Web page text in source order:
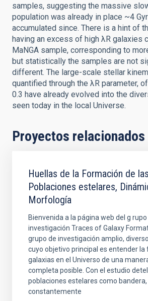
samples, suggesting the massive
population was already in place ~4
accumulated since. There is a hint of
having an excess of high λR galaxies
MaNGA sample, corresponding to
but statistically the samples are not
different. The large-scale stellar
quantified through the λR parameter,
0.3 have already evolved into the
seen today in the local Universe.
Proyectos relacionados
Huellas de la Formación de
Poblaciones estelares,
Morfología
Bienvenida a la página web del g rupo
investigación Traces of Galaxy
grupo de investigación amplio,
cuyo objetivo principal es entender la
galaxias en el Universo de una
completa posible. Con el estudio
poblaciones estelares como
constantemente